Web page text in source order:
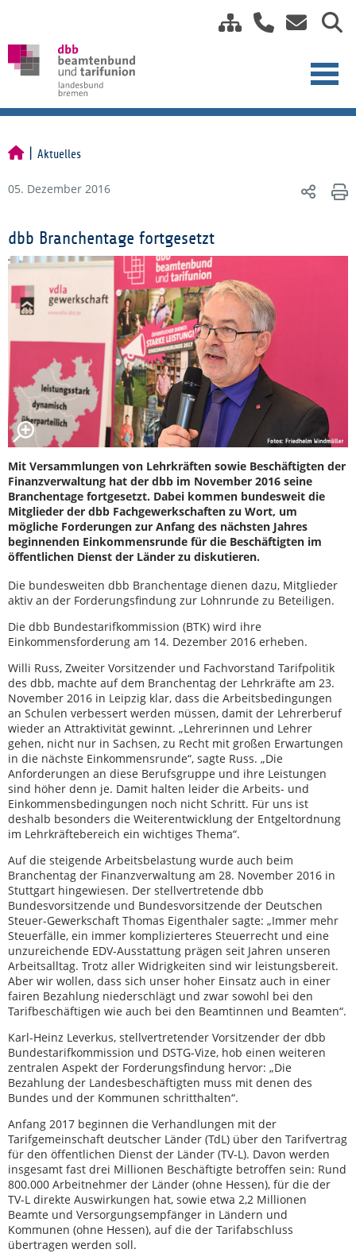
Aktuelles
05. Dezember 2016
dbb Branchentage fortgesetzt
Mit Versammlungen von Lehrkräften sowie Beschäftigten der
Finanzverwaltung hat der dbb im November 2016 seine
Branchentage fortgesetzt. Dabei kommen bundesweit die
Mitglieder der dbb Fachgewerkschaften zu Wort, um
mögliche Forderungen zur Anfang des nächsten Jahres
beginnenden Einkommensrunde für die Beschäftigten im
öffentlichen Dienst der Länder zu diskutieren.
Die bundesweiten dbb Branchentage dienen dazu, Mitglieder
aktiv an der Forderungsfindung zur Lohnrunde zu Beteiligen.
Die dbb Bundestarifkommission (BTK) wird ihre
Einkommensforderung am 14. Dezember 2016 erheben.
Willi Russ, Zweiter Vorsitzender und Fachvorstand Tarifpolitik
des dbb, machte auf dem Branchentag der Lehrkräfte am 23.
November 2016 in Leipzig klar, dass die Arbeitsbedingungen
an Schulen verbessert werden müssen, damit der Lehrerberuf
wieder an Attraktivität gewinnt. „Lehrerinnen und Lehrer
gehen, nicht nur in Sachsen, zu Recht mit großen Erwartungen
in die nächste Einkommensrunde“, sagte Russ. „Die
Anforderungen an diese Berufsgruppe und ihre Leistungen
sind höher denn je. Damit halten leider die Arbeits- und
Einkommensbedingungen noch nicht Schritt. Für uns ist
deshalb besonders die Weiterentwicklung der Entgeltordnung
im Lehrkräftebereich ein wichtiges Thema“.
Auf die steigende Arbeitsbelastung wurde auch beim
Branchentag der Finanzverwaltung am 28. November 2016 in
Stuttgart hingewiesen. Der stellvertretende dbb
Bundesvorsitzende und Bundesvorsitzende der Deutschen
Steuer-Gewerkschaft Thomas Eigenthaler sagte: „Immer mehr
Steuerfälle, ein immer komplizierteres Steuerrecht und eine
unzureichende EDV-Ausstattung prägen seit Jahren unseren
Arbeitsalltag. Trotz aller Widrigkeiten sind wir leistungsbereit.
Aber wir wollen, dass sich unser hoher Einsatz auch in einer
fairen Bezahlung niederschlägt und zwar sowohl bei den
Tarifbeschäftigen wie auch bei den Beamtinnen und Beamten“.
Karl-Heinz Leverkus, stellvertretender Vorsitzender der dbb
Bundestarifkommission und DSTG-Vize, hob einen weiteren
zentralen Aspekt der Forderungsfindung hervor: „Die
Bezahlung der Landesbeschäftigten muss mit denen des
Bundes und der Kommunen schritthalten“.
Anfang 2017 beginnen die Verhandlungen mit der
Tarifgemeinschaft deutscher Länder (TdL) über den Tarifvertrag
für den öffentlichen Dienst der Länder (TV-L). Davon werden
insgesamt fast drei Millionen Beschäftigte betroffen sein: Rund
800.000 Arbeitnehmer der Länder (ohne Hessen), für die der
TV-L direkte Auswirkungen hat, sowie etwa 2,2 Millionen
Beamte und Versorgungsempfänger in Ländern und
Kommunen (ohne Hessen), auf die der Tarifabschluss
übertragen werden soll.